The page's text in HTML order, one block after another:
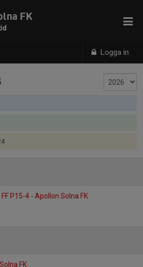
Logga in
FK
P15-4 - Apollon Solna FK
FK